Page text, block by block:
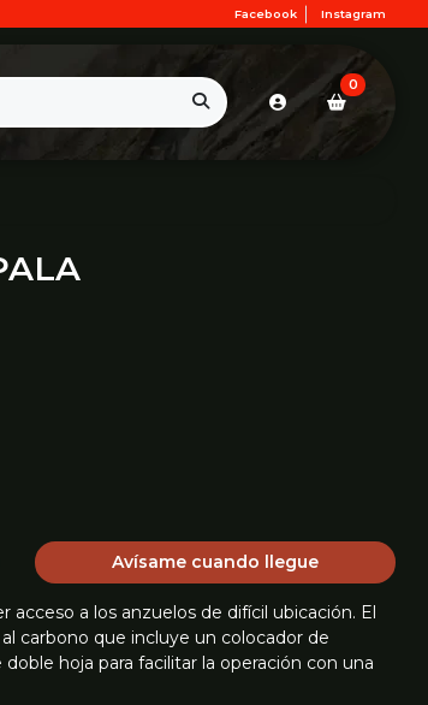
Facebook Instagram
0
Avísame cuando llegue
a los anzuelos de difícil ubicación. El
carbono que incluye un colocador de
hoja para facilitar la operación con una